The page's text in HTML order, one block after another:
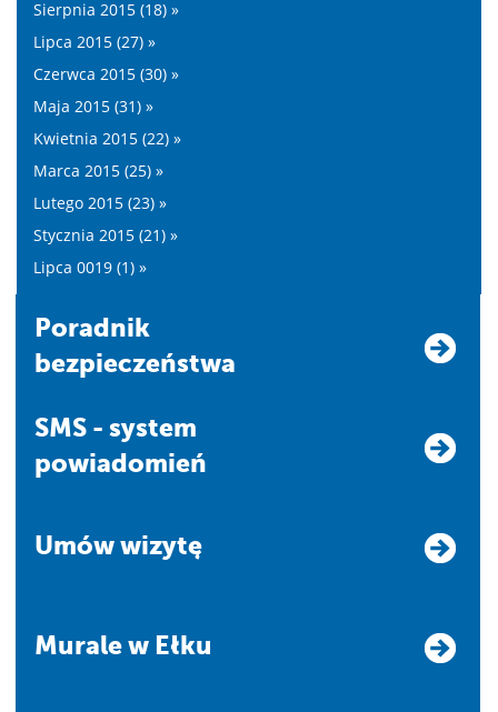
Sierpnia 2015 (18) »
Lipca 2015 (27) »
Czerwca 2015 (30) »
Maja 2015 (31) »
Kwietnia 2015 (22) »
Marca 2015 (25) »
Lutego 2015 (23) »
Stycznia 2015 (21) »
Lipca 0019 (1) »
Poradnik
bezpieczeństwa
SMS - system
powiadomień
Umów wizytę
Murale w Ełku